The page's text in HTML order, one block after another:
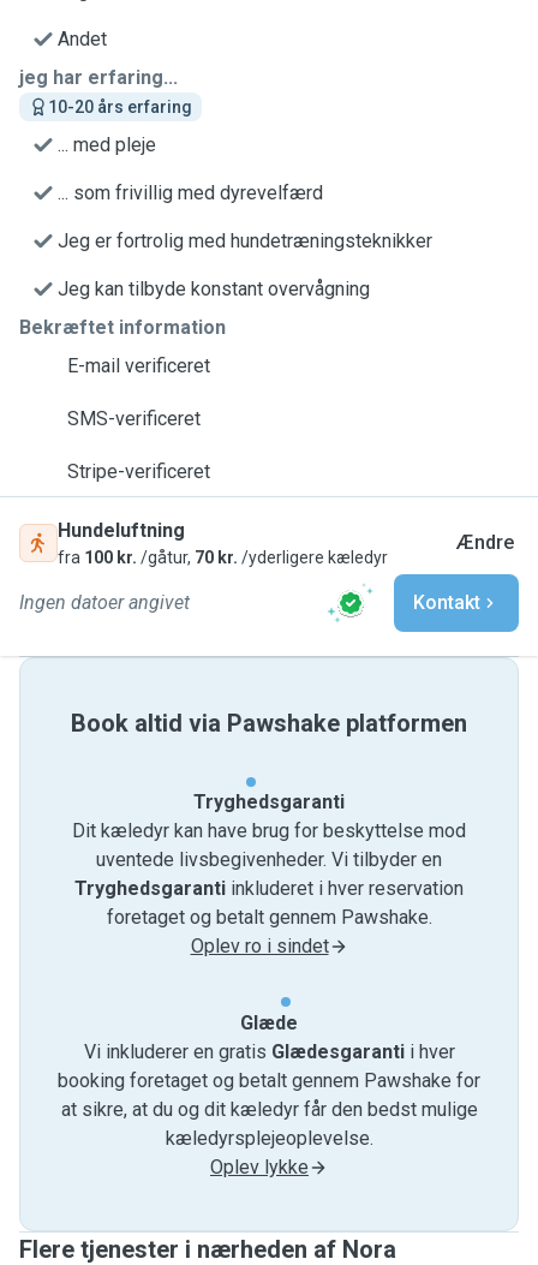
Andet
jeg har erfaring...
10-20 års erfaring
... med pleje
... som frivillig med dyrevelfærd
Jeg er fortrolig med hundetræningsteknikker
Jeg kan tilbyde konstant overvågning
Bekræftet information
E-mail verificeret
SMS-verificeret
Stripe-verificeret
Hundeluftning
fra 100 kr. /gåtur, 70 kr. /yderligere kæledyr
Ændre
Ingen datoer angivet Kontakt
Book altid via Pawshake platformen
Tryghedsgaranti
Dit kæledyr kan have brug for beskyttelse mod
uventede livsbegivenheder. Vi tilbyder en
Tryghedsgaranti inkluderet i hver reservation
foretaget og betalt gennem Pawshake.
Oplev ro i sindet
Glæde
Vi inkluderer en gratis Glædesgarantii hver
booking foretaget og betalt gennem Pawshake for
at sikre, at du og dit kæledyr får den bedst mulige
kæledyrsplejeoplevelse.
Oplev lykke
Flere tjenester i nærheden af ​​Nora